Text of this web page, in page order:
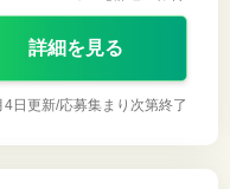
詳細を見る
4日更新/応募集まり次第終了